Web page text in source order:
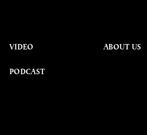
VIDEO
PODCAST
ABOUT US